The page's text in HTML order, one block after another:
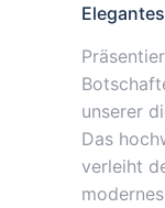
unserer
Das
verleiht